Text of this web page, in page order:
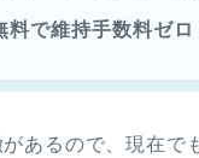
料で維持手数料ゼロ
あるので、現在で